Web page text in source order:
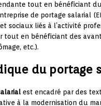
tout en bénéficiant
de portage salarial
sociaux liés à l’activité
tout en bénéficiant des
etc.).
du portage
est encadré par des
à la modernisation du